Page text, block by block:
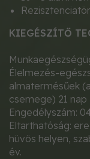
KIEGÉSZÍTŐ
Élelmezés-
almatermésűek
csemege) 21 nap
Engedélyszám:
Eltarthatóság:
hüvös helyen,
év.